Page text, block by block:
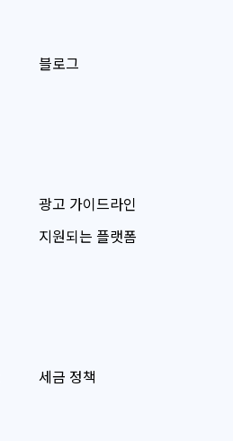
블로그
광고 가이드라인
지원되는 플랫폼
세금 정책